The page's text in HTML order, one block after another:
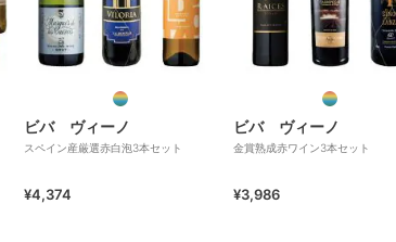
ビバ ヴィーノ
スペイン産厳選赤白泡3本セット
¥4,374
ビバ ヴィーノ
金賞熟成赤ワイン3本セット
¥3,986